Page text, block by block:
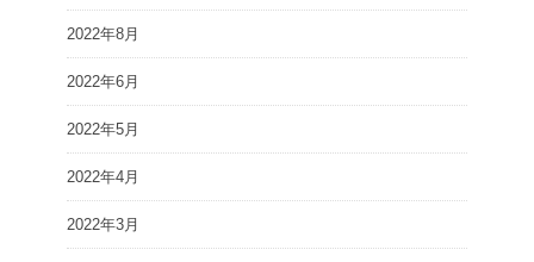
2022年8月
2022年6月
2022年5月
2022年4月
2022年3月